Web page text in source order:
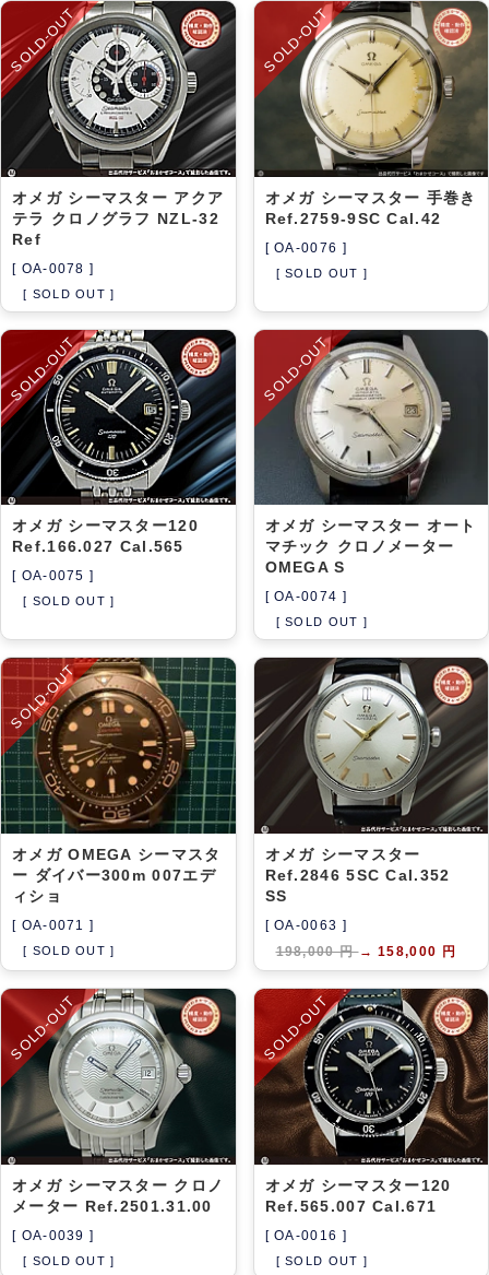
SOLD-OUT
オメガ シーマスター アクア
テラ クロノグラフ NZL-32
Ref
[ OA-0078 ]
[ SOLD OUT ]
SOLD-OUT
オメガ シーマスター 手巻き
Ref.2759-9SC Cal.42
[ OA-0076 ]
[ SOLD OUT ]
SOLD-OUT
オメガ シーマスター120
Ref.166.027 Cal.565
[ OA-0075 ]
[ SOLD OUT ]
SOLD-OUT
オメガ シーマスター オート
マチック クロノメーター
OMEGA S
[ OA-0074 ]
[ SOLD OUT ]
SOLD-OUT
オメガ OMEGA シーマスタ
ー ダイバー300m 007エデ
ィショ
[ OA-0071 ]
[ SOLD OUT ]
オメガ シーマスター
Ref.2846 5SC Cal.352
SS
[ OA-0063 ]
198,000 円→ 158,000 円
SOLD-OUT
オメガ シーマスター クロノ
メーター Ref.2501.31.00
[ OA-0039 ]
[ SOLD OUT ]
SOLD-OUT
オメガ シーマスター120
Ref.565.007 Cal.671
[ OA-0016 ]
[ SOLD OUT ]